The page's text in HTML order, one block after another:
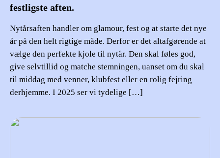
festligste aften.
Nytårsaften handler om glamour, fest og at starte det nye
år på den helt rigtige måde. Derfor er det altafgørende at
vælge den perfekte kjole til nytår. Den skal føles god,
give selvtillid og matche stemningen, uanset om du skal
til middag med venner, klubfest eller en rolig fejring
derhjemme. I 2025 ser vi tydelige […]